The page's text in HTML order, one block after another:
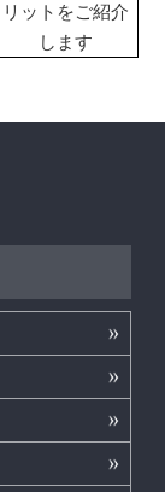
リットをご紹介
します